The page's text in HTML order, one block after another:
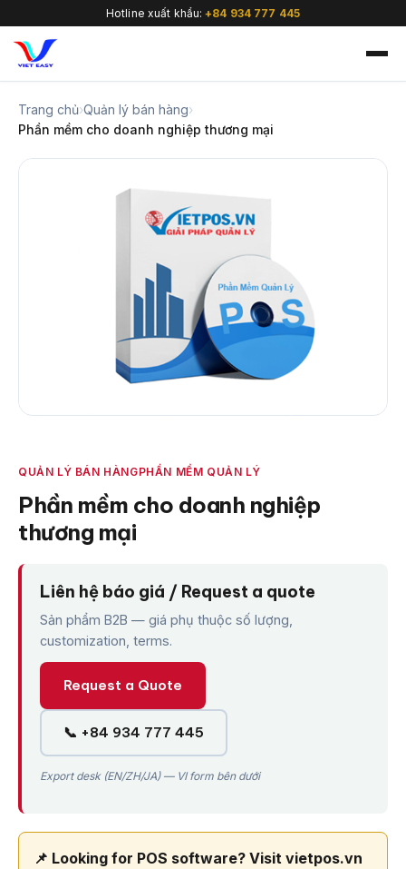
Hotline xuất khẩu:+84 934 777 445
Trang chủ›Quản lý bán hàng›
Phần mềm cho doanh nghiệp thương mại
QUẢN LÝ BÁN HÀNGPHẦN MỀM QUẢN LÝ
Phần mềm cho doanh nghiệp
thương mại
Liên hệ báo giá / Request a quote
Sản phẩm B2B — giá phụ thuộc số lượng,
customization, terms.
Request a Quote
📞 +84 934 777 445
Export desk (EN/ZH/JA) — VI form bên dưới
📌 Looking for POS software? Visit vietpos.vn